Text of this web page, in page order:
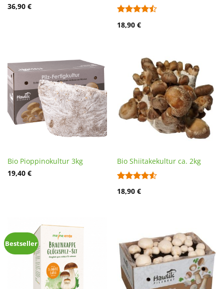
36,90 €
mit4.43
18,90 €
Bio Pioppinokultur 3kg
19,40 €
Bio Shiitakekultur ca. 2kg
Bewertet
mit4.5
18,90 €
Bestseller